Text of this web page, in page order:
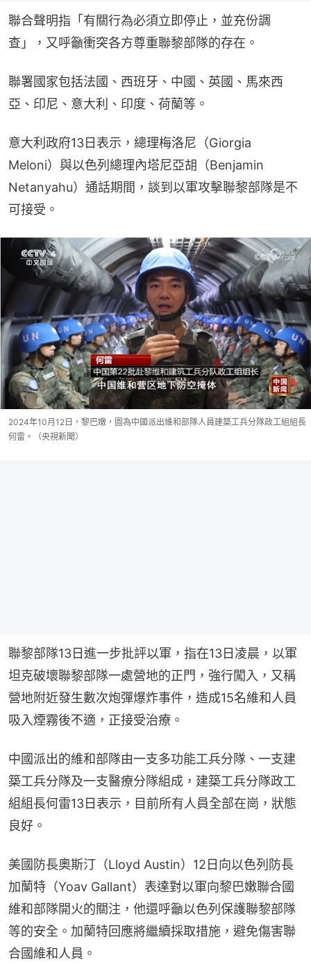
聯合聲明指「有關行為必須立即停止，並充份調
查」，又呼籲衝突各方尊重聯黎部隊的存在。
聯署國家包括法國、西班牙、中國、英國、馬來西
亞、印尼、意大利、印度、荷蘭等。
意大利政府13日表示，總理梅洛尼（Giorgia
Meloni）與以色列總理內塔尼亞胡（Benjamin
Netanyahu）通話期間，談到以軍攻擊聯黎部隊是不
可接受。
2024年10月12日，黎巴嫩，圖為中國派出維和部隊人員建築工兵分隊政工組組長
何雷。（央視新聞）
聯黎部隊13日進一步批評以軍，指在13日凌晨，以軍
坦克破壞聯黎部隊一處營地的正門，強行闖入，又稱
營地附近發生數次炮彈爆炸事件，造成15名維和人員
吸入煙霧後不適，正接受治療。
中國派出的維和部隊由一支多功能工兵分隊、一支建
築工兵分隊及一支醫療分隊組成，建築工兵分隊政工
組組長何雷13日表示，目前所有人員全部在崗，狀態
良好。
美國防長奧斯汀（Lloyd Austin）12日向以色列防長
加蘭特（Yoav Gallant）表達對以軍向黎巴嫩聯合國
維和部隊開火的關注，他還呼籲以色列保護聯黎部隊
等的安全。加蘭特回應將繼續採取措施，避免傷害聯
合國維和人員。